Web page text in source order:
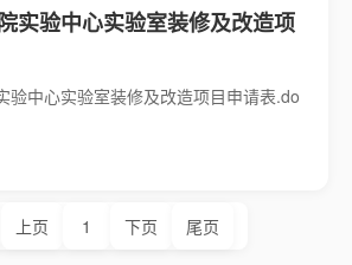
实验中心实验室装修及改造项
验中心实验室装修及改造项目申请表.do
上页 1 下页 尾页